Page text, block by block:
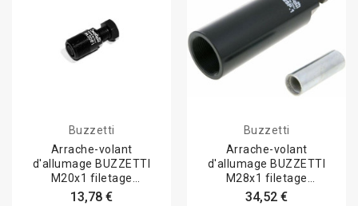
Buzzetti
Arrache-volant
d'allumage BUZZETTI
M20x1 filetage
extérieur/pas à droite
13,78 €
Buzzetti
Arrache-volant
d'allumage BUZZETTI
M28x1 filetage
intérieur/pas à droite -...
34,52 €